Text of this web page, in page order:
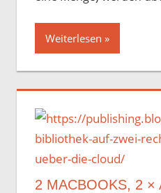
Weiterlesen
2 MACBOOKS, 2 ×